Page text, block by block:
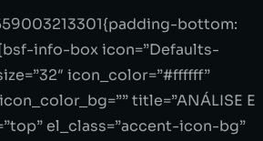
bottom:
info-box icon=”Defaults-
icon_color=”#ffffff”
title=”ANÁLISE E
el_class=”accent-icon-bg”